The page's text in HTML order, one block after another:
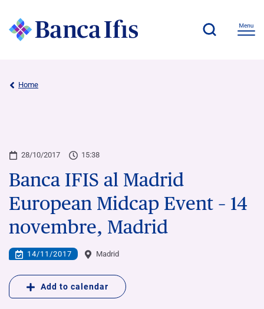
Home
28/10/2017 15:38
Banca IFIS al Madrid
European Midcap Event – 14
novembre, Madrid
14/11/2017 Madrid
Add to calendar